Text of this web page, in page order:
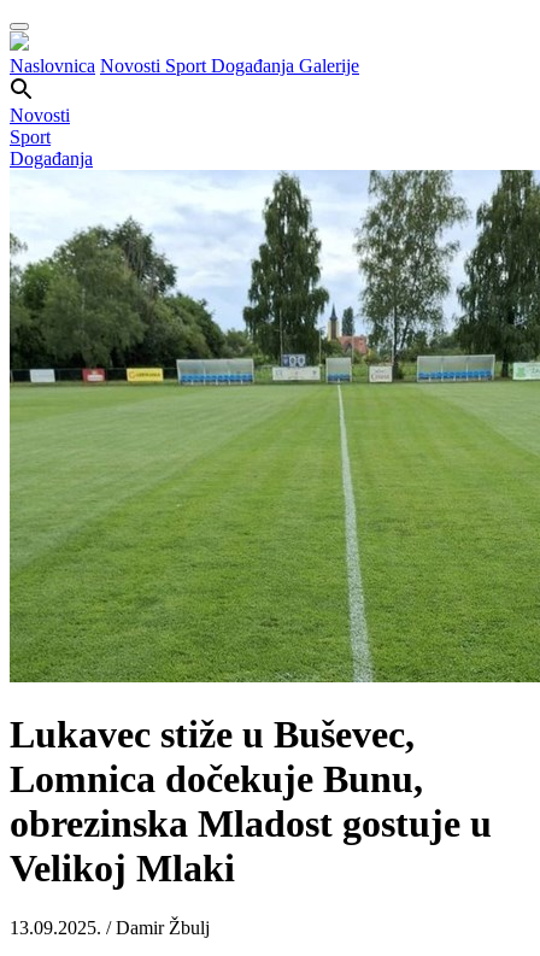
Naslovnica Novosti Sport Događanja Galerije
Novosti
Sport
Događanja
Lukavec stiže u Buševec,
Lomnica dočekuje Bunu,
obrezinska Mladost gostuje u
Velikoj Mlaki
13.09.2025. / Damir Žbulj